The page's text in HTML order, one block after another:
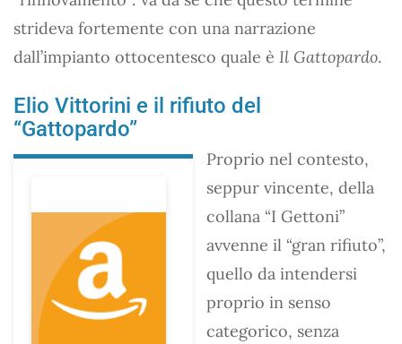
strideva fortemente con una narrazione
dall’impianto ottocentesco quale è Il Gattopardo.
Elio Vittorini e il rifiuto del
“Gattopardo”
Proprio nel contesto,
seppur vincente, della
collana “I Gettoni”
avvenne il “gran rifiuto”,
quello da intendersi
proprio in senso
categorico, senza